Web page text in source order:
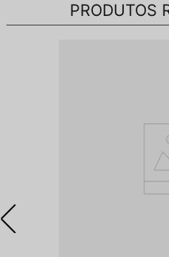
PRODUTOS